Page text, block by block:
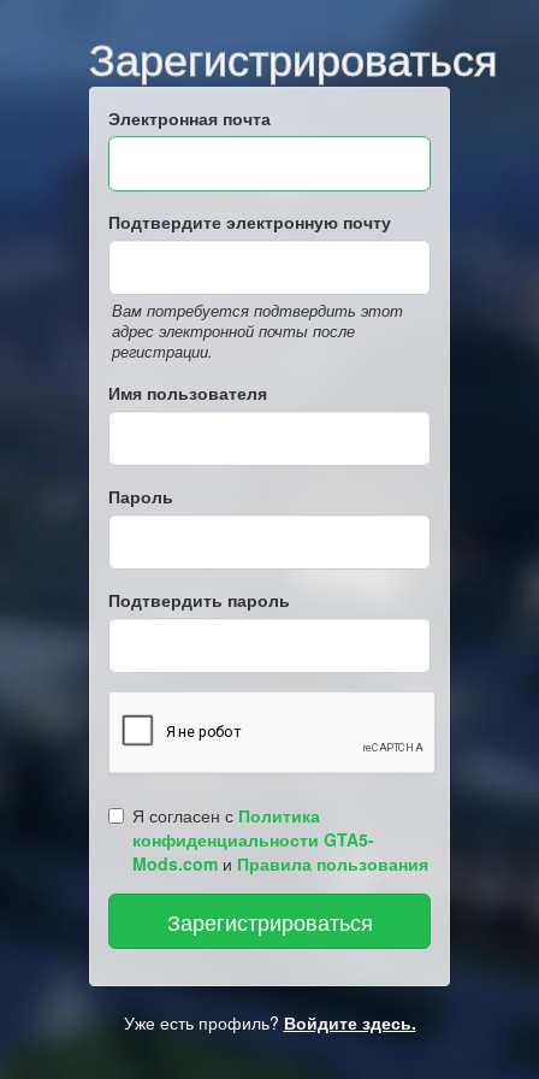
Зарегистрироваться
Электронная почта
Подтвердите электронную почту
Вам потребуется подтвердить этот
адрес электронной почты после
регистрации.
Имя пользователя
Пароль
Подтвердить пароль
Я согласен с Политика
конфиденциальности GTA5-
Mods.com и Правила пользования
Уже есть профиль? Войдите здесь.